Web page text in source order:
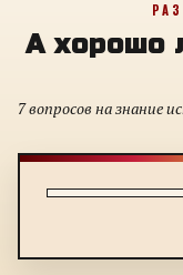
А хорошо
7 вопросов на знание